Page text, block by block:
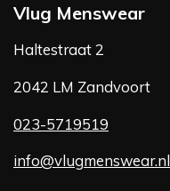
Vlug Menswear
Haltestraat 2
2042 LM Zandvoort
023-5719519
info@vlugmenswear.nl